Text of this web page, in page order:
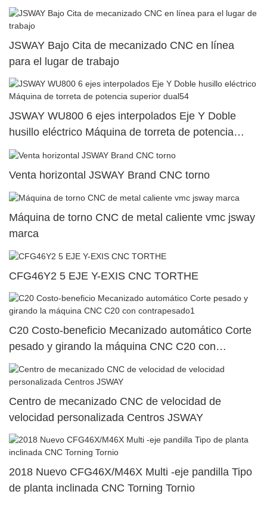
superior dual73
JSWAY Bajo Cita de mecanizado CNC en línea
para el lugar de trabajo
JSWAY WU800 6 ejes interpolados Eje Y Doble
husillo eléctrico Máquina de torreta de potencia
superior dual54
Venta horizontal JSWAY Brand CNC torno
Máquina de torno CNC de metal caliente vmc jsway
marca
CFG46Y2 5 EJE Y-EXIS CNC TORTHE
C20 Costo-beneficio Mecanizado automático Corte
pesado y girando la máquina CNC C20 con
contrapesado1
Centro de mecanizado CNC de velocidad de
velocidad personalizada Centros JSWAY
2018 Nuevo CFG46X/M46X Multi -eje pandilla Tipo
de planta inclinada CNC Torning Tornio